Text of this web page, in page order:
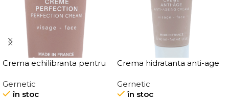
Crema echilibranta pentru
Gernetic
în stoc
Crema hidratanta anti-age
Anti-Age
Gernetic
în stoc